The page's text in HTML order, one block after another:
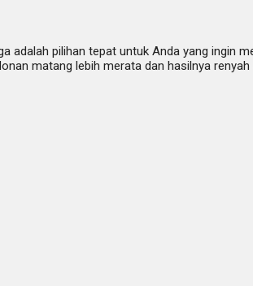
adalah pilihan tepat untuk Anda yang ingin
matang lebih merata dan hasilnya